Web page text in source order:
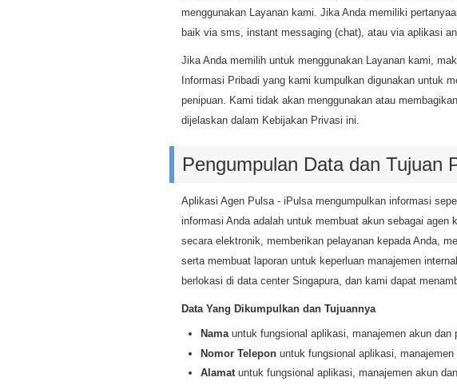
menggunakan Layanan kami. Jika Anda memiliki
baik via sms, instant messaging (chat), atau via aplikasi
Jika Anda memilih untuk menggunakan Layanan kami,
Informasi Pribadi yang kami kumpulkan digunakan untuk
penipuan. Kami tidak akan menggunakan atau
dijelaskan dalam Kebijakan Privasi ini.
Pengumpulan Data dan Tujuan
Aplikasi Agen Pulsa - iPulsa mengumpulkan informasi
informasi Anda adalah untuk membuat akun sebagai
secara elektronik, memberikan pelayanan kepada Anda,
serta membuat laporan untuk keperluan manajemen
berlokasi di data center Singapura, dan kami dapat
Data Yang Dikumpulkan dan Tujuannya
Namauntuk fungsional aplikasi, manajemen akun dan
Nomor Telepon untuk fungsional aplikasi, manajemen
Alamatuntuk fungsional aplikasi, manajemen akun